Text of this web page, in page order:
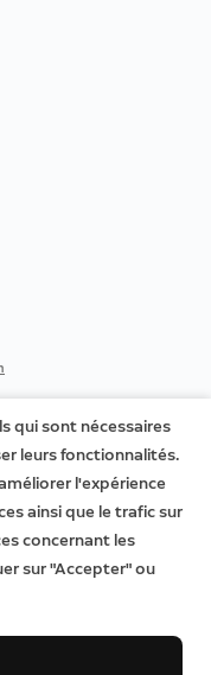
qui sont nécessaires
leurs fonctionnalités.
l'expérience
ainsi que le trafic sur
concernant les
sur "Accepter" ou